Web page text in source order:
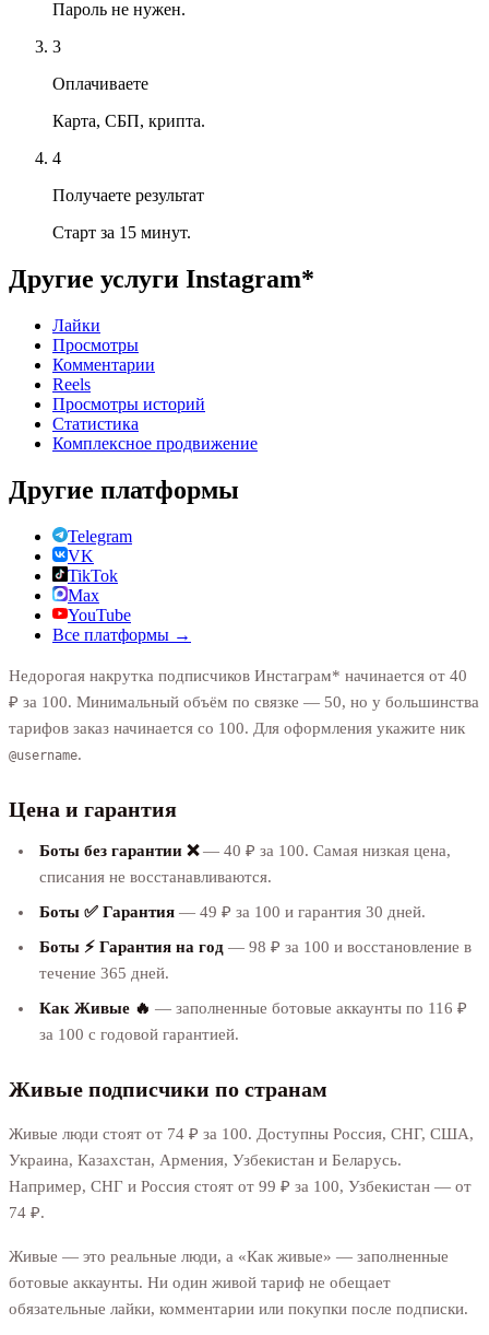
Пароль не нужен.
3
Оплачиваете
Карта, СБП, крипта.
4
Получаете результат
Старт за 15 минут.
Другие услуги Instagram*
Лайки
Просмотры
Комментарии
Reels
Просмотры историй
Статистика
Комплексное продвижение
Другие платформы
Telegram
VK
TikTok
Max
YouTube
Все платформы →
Недорогая накрутка подписчиков Инстаграм* начинается от 40
₽ за 100. Минимальный объём по связке — 50, но у большинства
тарифов заказ начинается со 100. Для оформления укажите ник
@username.
Цена и гарантия
Боты без гарантии ❌— 40 ₽ за 100. Самая низкая цена,
списания не восстанавливаются.
Боты ✅ Гарантия — 49 ₽ за 100 и гарантия 30 дней.
Боты ⚡️ Гарантия на год — 98 ₽ за 100 и восстановление в
течение 365 дней.
Как Живые 🔥 — заполненные ботовые аккаунты по 116 ₽
за 100 с годовой гарантией.
Живые подписчики по странам
Живые люди стоят от 74 ₽ за 100. Доступны Россия, СНГ, США,
Украина, Казахстан, Армения, Узбекистан и Беларусь.
Например, СНГ и Россия стоят от 99 ₽ за 100, Узбекистан — от
74 ₽.
Живые — это реальные люди, а «Как живые» — заполненные
ботовые аккаунты. Ни один живой тариф не обещает
обязательные лайки, комментарии или покупки после подписки.